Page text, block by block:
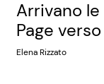
Arrivano
Page
Elena Rizzato